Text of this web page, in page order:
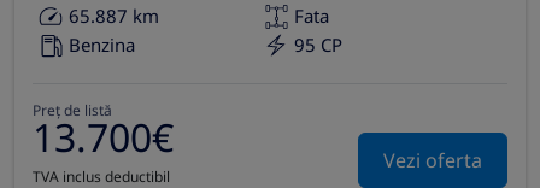
65.887 km
Fata
Benzina
95 CP
Preț de listă
13.700€
TVA inclus deductibil
Vezi oferta